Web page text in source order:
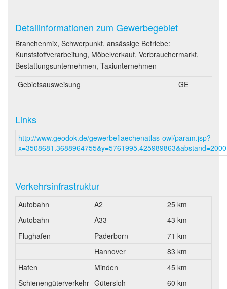
Detailinformationen zum Gewerbegebiet
Branchenmix, Schwerpunkt, ansässige Betriebe:
Kunststoffverarbeitung, Möbelverkauf, Verbrauchermarkt,
Bestattungsunternehmen, Taxiunternehmen
Gebietsausweisung
GE
Links
http://www.geodok.de/gewerbeflaechenatlas-owl/param.jsp?
x=3508681.3688964755&y=5761995.425989863&abstand=2000
Verkehrsinfrastruktur
Autobahn A2
25 km
Autobahn
A33
43 km
Flughafen
Paderborn
71 km
Hannover
83 km
Hafen
Minden
45 km
Schienengüterverkehr Gütersloh 60 km